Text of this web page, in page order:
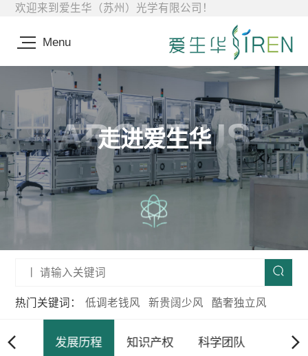
欢迎来到爱生华（苏州）光学有限公司！
Menu
走进爱生华
ABOUT US
热门关键词： 低调老钱风 新贵阔少风 酷奢独立风
简介 发展历程 知识产权 科学团队 生产
2006
创立华诺森（北京）生物医药有限公
司，成为少数几家为美国百年眼科企
业提供高透氧硅水凝胶隐形眼镜关键
材料并商用的企业。
2026
依托高透氧、高含水、低湿润角与UV
吸收1类四大核心卖点的爱生华硅水凝
胶隐形眼镜产品，将通过“城市合伙人
计划”，在为用户提供崭新呵护体验的
同时，也为选择经营爱生华产品的合
作伙伴，构建可持续增长的长期价
值。
我们凭借20年硅水凝胶自主研发经
验，与自主供给全球供应链体系及更
高效商业路径，为国内大B客户提供品
质比肩“国际四大家”的高透氧硅水凝胶
点，我们将为您代理的爱生华产品提
供保驾护航与赋能支持。
2024
完成高透氧硅水凝胶隐形眼镜主文档